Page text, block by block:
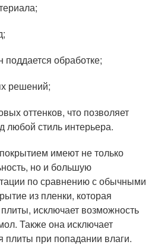
поддается обработке;
решений;
оттенков, что позволяет
любой стиль интерьера.
имеют не только
но и большую
по сравнению с обычными
из пленки, которая
исключает возможность
Также она исключает
плиты при попадании влаги.